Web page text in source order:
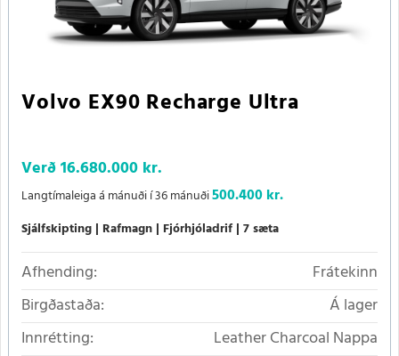
Volvo EX90 Recharge Ultra
Verð16.680.000 kr.
Langtímaleiga á mánuði í 36 mánuði500.400 kr.
Sjálfskipting Rafmagn Fjórhjóladrif 7 sæta
Afhending:
Frátekinn
Birgðastaða:
Á lager
Innrétting:
Leather Charcoal Nappa